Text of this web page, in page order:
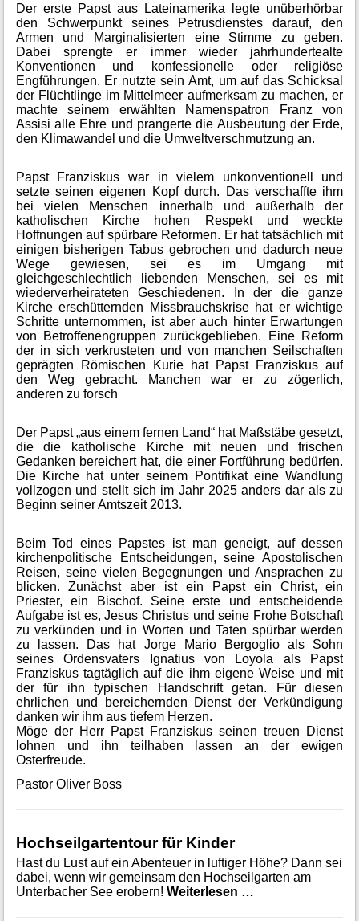
Der erste Papst aus Lateinamerika legte unüberhörbar
den Schwerpunkt seines Petrusdienstes darauf, den
Armen und Marginalisierten eine Stimme zu geben.
Dabei sprengte er immer wieder jahrhundertealte
Konventionen und konfessionelle oder religiöse
Engführungen. Er nutzte sein Amt, um auf das Schicksal
der Flüchtlinge im Mittelmeer aufmerksam zu machen, er
machte seinem erwählten Namenspatron Franz von
Assisi alle Ehre und prangerte die Ausbeutung der Erde,
den Klimawandel und die Umweltverschmutzung an.
Papst Franziskus war in vielem unkonventionell und
setzte seinen eigenen Kopf durch. Das verschaffte ihm
bei vielen Menschen innerhalb und außerhalb der
katholischen Kirche hohen Respekt und weckte
Hoffnungen auf spürbare Reformen. Er hat tatsächlich mit
einigen bisherigen Tabus gebrochen und dadurch neue
Wege gewiesen, sei es im Umgang mit
gleichgeschlechtlich liebenden Menschen, sei es mit
wiederverheirateten Geschiedenen. In der die ganze
Kirche erschütternden Missbrauchskrise hat er wichtige
Schritte unternommen, ist aber auch hinter Erwartungen
von Betroffenengruppen zurückgeblieben. Eine Reform
der in sich verkrusteten und von manchen Seilschaften
geprägten Römischen Kurie hat Papst Franziskus auf
den Weg gebracht. Manchen war er zu zögerlich,
anderen zu forsch
Der Papst „aus einem fernen Land“ hat Maßstäbe gesetzt,
die die katholische Kirche mit neuen und frischen
Gedanken bereichert hat, die einer Fortführung bedürfen.
Die Kirche hat unter seinem Pontifikat eine Wandlung
vollzogen und stellt sich im Jahr 2025 anders dar als zu
Beginn seiner Amtszeit 2013.
Beim Tod eines Papstes ist man geneigt, auf dessen
kirchenpolitische Entscheidungen, seine Apostolischen
Reisen, seine vielen Begegnungen und Ansprachen zu
blicken. Zunächst aber ist ein Papst ein Christ, ein
Priester, ein Bischof. Seine erste und entscheidende
Aufgabe ist es, Jesus Christus und seine Frohe Botschaft
zu verkünden und in Worten und Taten spürbar werden
zu lassen. Das hat Jorge Mario Bergoglio als Sohn
seines Ordensvaters Ignatius von Loyola als Papst
Franziskus tagtäglich auf die ihm eigene Weise und mit
der für ihn typischen Handschrift getan. Für diesen
ehrlichen und bereichernden Dienst der Verkündigung
danken wir ihm aus tiefem Herzen.
Möge der Herr Papst Franziskus seinen treuen Dienst
lohnen und ihn teilhaben lassen an der ewigen
Osterfreude.
Pastor Oliver Boss
Hochseilgartentour für Kinder
Hast du Lust auf ein Abenteuer in luftiger Höhe? Dann sei
dabei, wenn wir gemeinsam den Hochseilgarten am
Unterbacher See erobern! Weiterlesen …